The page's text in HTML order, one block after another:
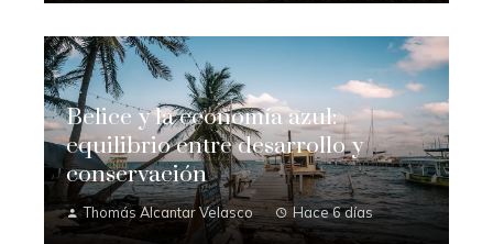
Belice y la economía azul:
equilibrio entre desarrollo y
conservación
Thomás Alcantar Velasco Hace 6 días